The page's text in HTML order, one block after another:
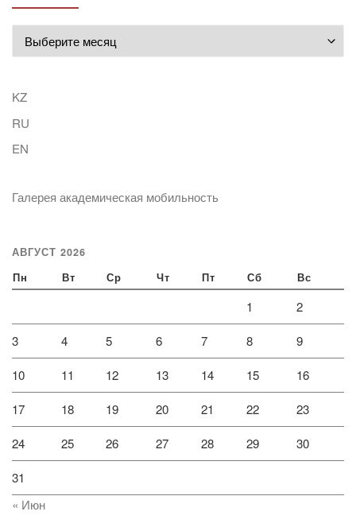
KZ
RU
EN
Галерея академическая мобильность
АВГУСТ 2026
Пн Вт Ср Чт Пт Сб Вс
1 2
3 4 5 6 7 8 9
10 11 12 13 14 15 16
17 18 19 20 21 22 23
24 25 26 27 28 29 30
31
« Июн